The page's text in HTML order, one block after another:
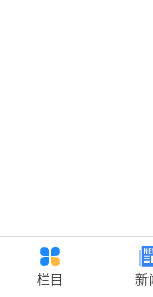
栏目 新